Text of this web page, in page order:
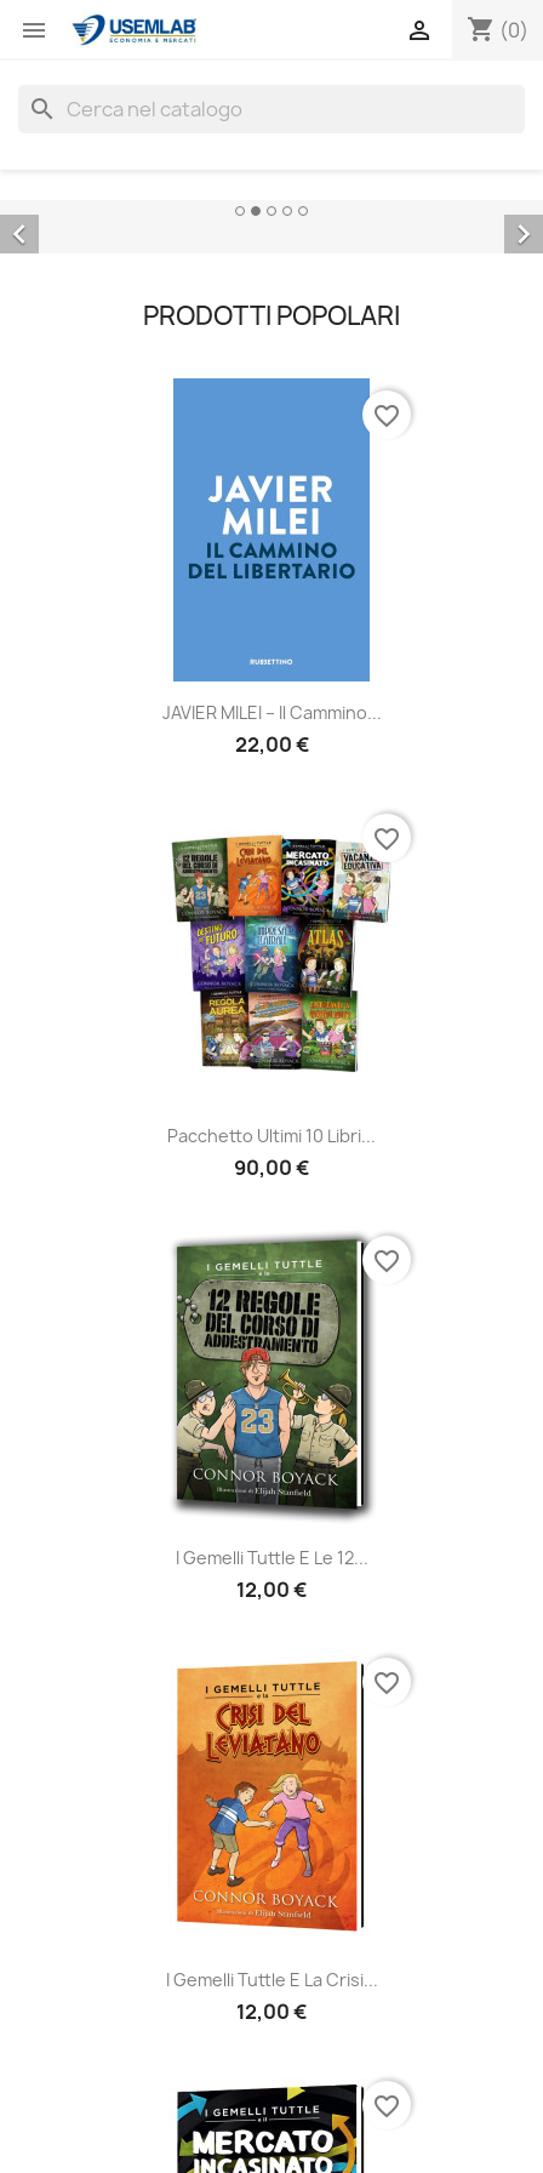
 shopping_cart (0)

search
 
PRODOTTI POPOLARI
JAVIER MILEI – Il Cammino...
22,00 €
favorite_border
Pacchetto Ultimi 10 Libri...
90,00 €
favorite_border
I Gemelli Tuttle E Le 12...
12,00 €
favorite_border
I Gemelli Tuttle E La Crisi...
12,00 €
favorite_border
favorite_border